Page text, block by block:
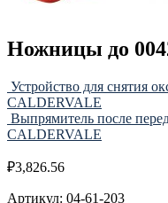
Ножницы до
Устройство для снятия
CALDERVALE
Выпрямитель после
CALDERVALE
₽3,826.56
Артикул: 04-61-203